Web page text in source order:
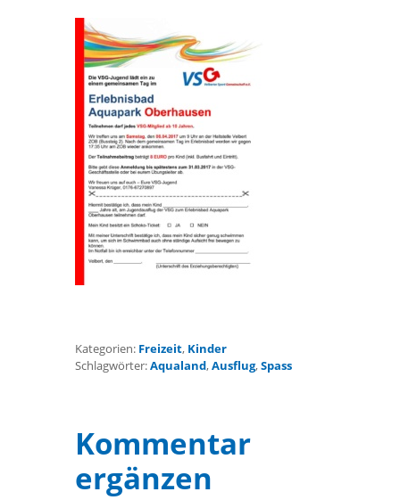
Kategorien: Freizeit, Kinder
Schlagwörter:Aqualand,Ausflug,Spass
Kommentar
ergänzen